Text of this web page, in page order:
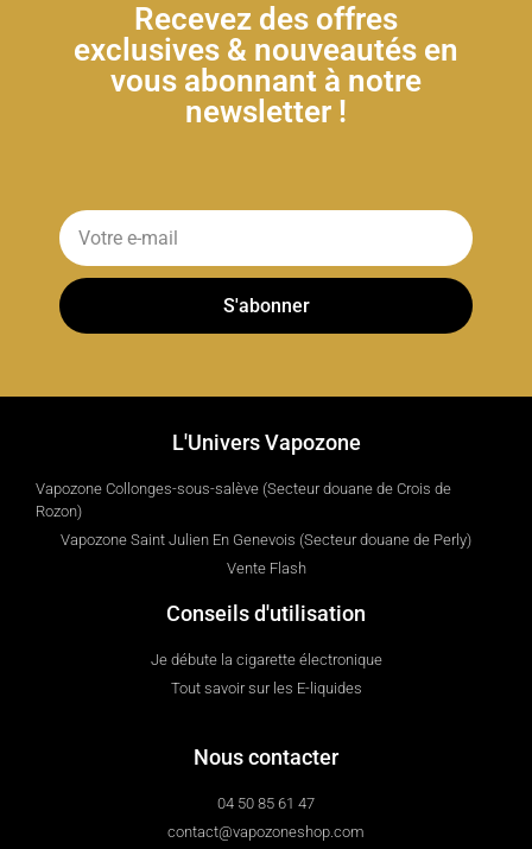
Recevez des offres
exclusives & nouveautés en
vous abonnant à notre
newsletter !
S'abonner
L'Univers Vapozone
Vapozone Collonges-sous-salève (Secteur douane de Crois de
Rozon)
Vapozone Saint Julien En Genevois (Secteur douane de Perly)
Vente Flash
Conseils d'utilisation
Je débute la cigarette électronique
Tout savoir sur les E-liquides
Nous contacter
04 50 85 61 47
contact@vapozoneshop.com